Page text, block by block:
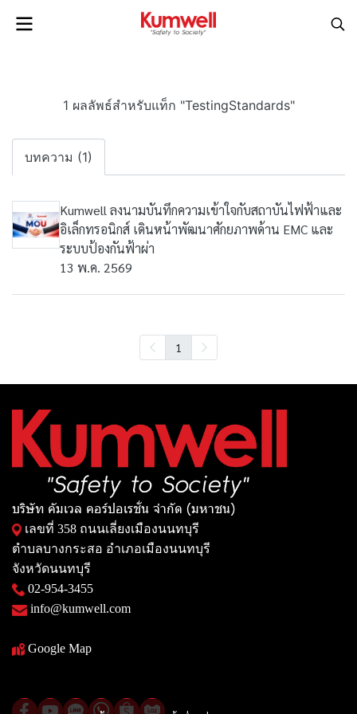
1 ผลลัพธ์สำหรับแท็ก "TestingStandards"
บทความ (1)
Kumwell ลงนามบันทึกความเข้าใจกับสถาบันไฟฟ้าและ
อิเล็กทรอนิกส์ เดินหน้าพัฒนาศักยภาพด้าน EMC และ
ระบบป้องกันฟ้าผ่า
13 พ.ค. 2569
1
บริษัท คัมเวล คอร์ปอเรชั่น จำกัด (มหาชน)
เลขที่ 358 ถนนเลี่ยงเมืองนนทบุรี
ตำบลบางกระสอ อำเภอเมืองนนทบุรี
จังหวัดนนทบุรี
02-954-3455
info@kumwell.com
Google Map